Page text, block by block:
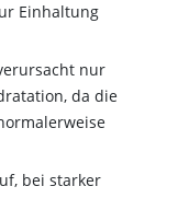
Einhaltung
nur
da die
bei starker